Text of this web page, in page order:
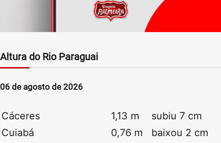
Altura do Rio Paraguai
06 de agosto de 2026
Cáceres 1,13 m
subiu 7 cm
Cuiabá
0,76 m
baixou 2 cm